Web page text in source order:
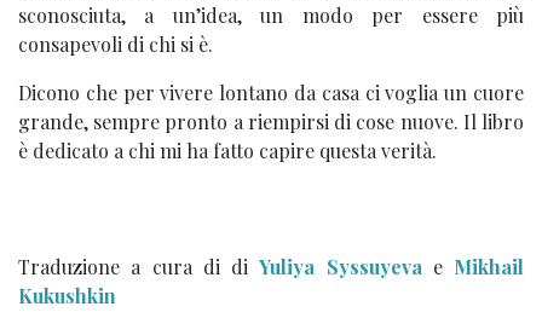
sconosciuta, a un’idea, un modo per essere più
consapevoli di chi si è.
Dicono che per vivere lontano da casa ci voglia un cuore
grande, sempre pronto a riempirsi di cose nuove. Il libro
è dedicato a chi mi ha fatto capire questa verità.
Traduzione a cura di diYuliya Syssuyeva e Mikhail
Kukushkin